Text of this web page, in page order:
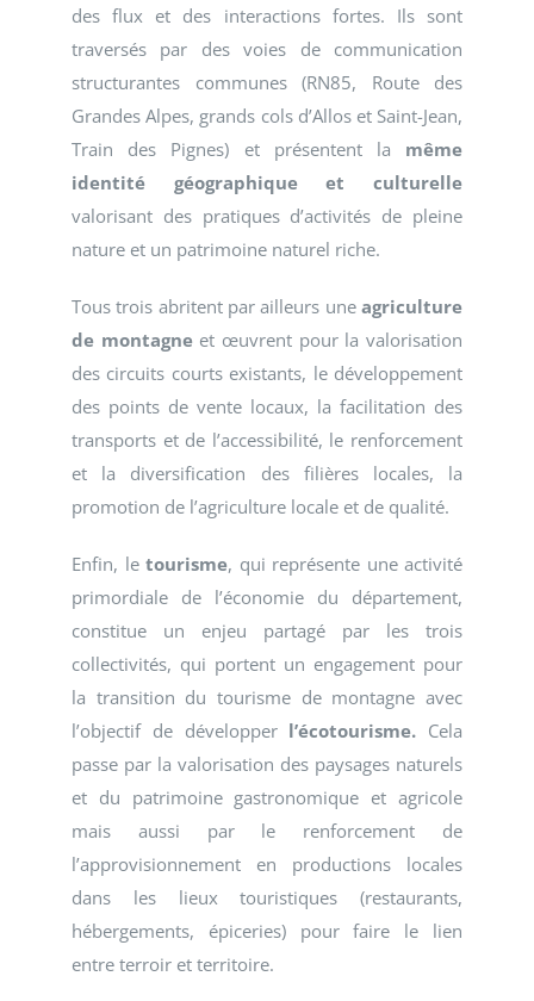
des flux et des interactions fortes. Ils sont
traversés par des voies de communication
structurantes communes (RN85, Route des
Grandes Alpes, grands cols d’Allos et Saint-Jean,
Train des Pignes) et présentent la même
identité géographique et culturelle
valorisant des pratiques d’activités de pleine
nature et un patrimoine naturel riche.
Tous trois abritent par ailleurs une agriculture
de montagneet œuvrent pour la valorisation
des circuits courts existants, le développement
des points de vente locaux, la facilitation des
transports et de l’accessibilité, le renforcement
et la diversification des filières locales, la
promotion de l’agriculture locale et de qualité.
Enfin, le tourisme, qui représente une activité
primordiale de l’économie du département,
constitue un enjeu partagé par les trois
collectivités, qui portent un engagement pour
la transition du tourisme de montagne avec
l’objectif de développer l’écotourisme. Cela
passe par la valorisation des paysages naturels
et du patrimoine gastronomique et agricole
mais aussi par le renforcement de
l’approvisionnement en productions locales
dans les lieux touristiques (restaurants,
hébergements, épiceries) pour faire le lien
entre terroir et territoire.